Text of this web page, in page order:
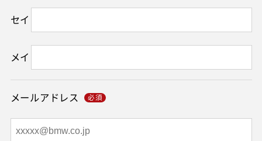
セイ
メイ
メールアドレス